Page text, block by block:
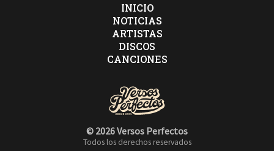
INICIO
NOTICIAS
ARTISTAS
DISCOS
CANCIONES
© 2026 Versos Perfectos
Todos los derechos reservados